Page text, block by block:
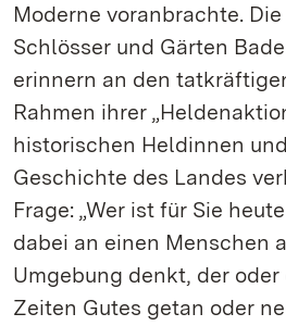
Moderne voranbrachte.
Schlösser und Gärten
erinnern an den
Rahmen ihrer
historischen Heldinnen
Geschichte des Landes
Frage: „Wer ist für Sie
dabei an einen Menschen
Umgebung denkt, der
Zeiten Gutes getan oder